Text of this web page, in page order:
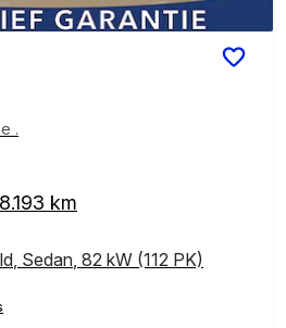
.
km
, Sedan, 82 kW (112 PK)